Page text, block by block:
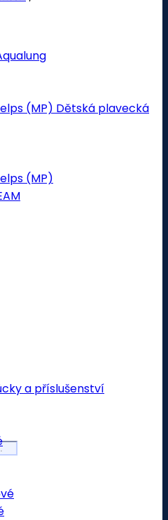
(MP) Dětská plavecká
(MP)
a příslušenství